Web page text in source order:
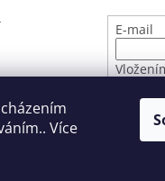
Více
E-mail